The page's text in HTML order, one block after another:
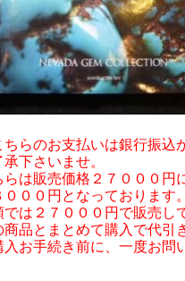
らのお支払いは銀行振込
承下さいませ。
らは販売価格２７０００円
０００円となっております。
では２７０００円で販売し
商品とまとめて購入で代引
入お手続き前に、一度お問